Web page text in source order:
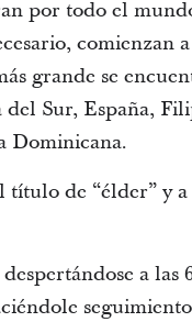
por todo el
grande se
Sur, España,
Dominicana.
título de “élder” y
a las